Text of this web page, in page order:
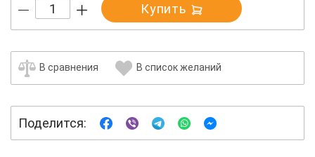
Купить
В сравнения В список желаний
Поделится: